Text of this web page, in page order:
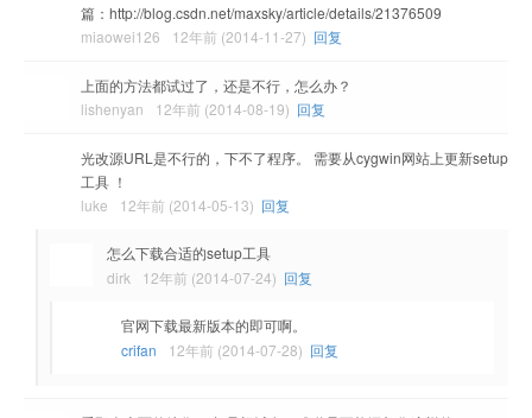
篇：http://blog.csdn.net/maxsky/article/details/21376509
miaowei126
12年前 (2014-11-27) 回复
上面的方法都试过了，还是不行，怎么办？
lishenyan
12年前 (2014-08-19) 回复
光改源URL是不行的，下不了程序。 需要从cygwin网站上更新setup
工具 ！
luke
12年前 (2014-05-13) 回复
怎么下载合适的setup工具
dirk
12年前 (2014-07-24) 回复
官网下载最新版本的即可啊。
crifan
12年前 (2014-07-28) 回复